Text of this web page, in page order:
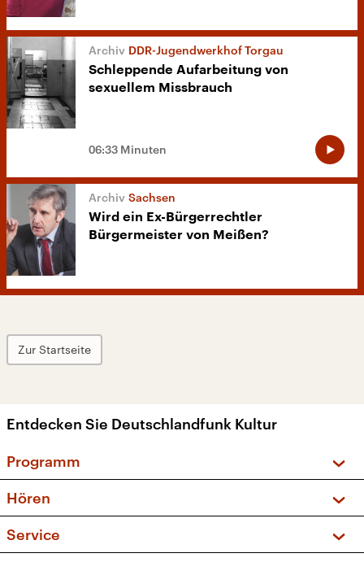
DDR-Jugendwerkhof Torgau
Schleppende Aufarbeitung von
sexuellem Missbrauch
06:33 Minuten
Sachsen
Wird ein Ex-Bürgerrechtler
Bürgermeister von Meißen?
Zur Startseite
Entdecken Sie Deutschlandfunk Kultur
Programm
Sendungen und Podcasts
Musikliste
Hören
Frequenzen (UKW + DAB+)
Service